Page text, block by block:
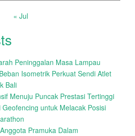
« Jul
Peninggalan Masa Lampau
Isometrik Perkuat Sendi Atlet
Bali
Menuju Puncak Prestasi Tertinggi
untuk Melacak Posisi
Pramuka Dalam